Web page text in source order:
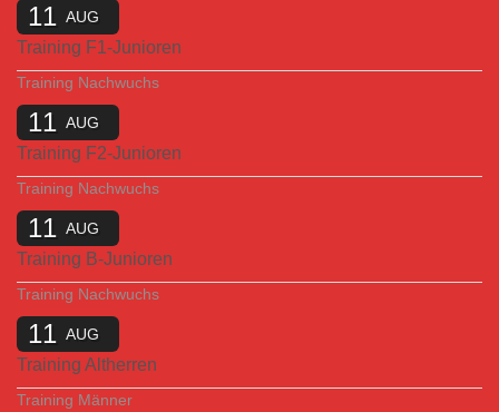
11 AUG
Training F1-Junioren
Training Nachwuchs
11 AUG
Training F2-Junioren
Training Nachwuchs
11 AUG
Training B-Junioren
Training Nachwuchs
11 AUG
Training Altherren
Training Männer